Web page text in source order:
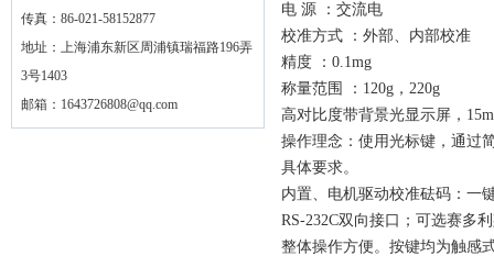
传真：86-021-58152877
地址：上海浦东新区周浦镇瑞福路196弄
3号1403
邮箱： 1643726808@qq.com
电 源 ：交流电
校准方式 ：外部、内部校准
精度 ：0.1mg
称量范围 ：120g，220g
高对比度带背景光显示屏，
操作理念：使用光标键，通过
具体要求。
内置、电机驱动校准砝码：一
RS-232C双向接口；可选赛多
整体操作方便。按键均为触感